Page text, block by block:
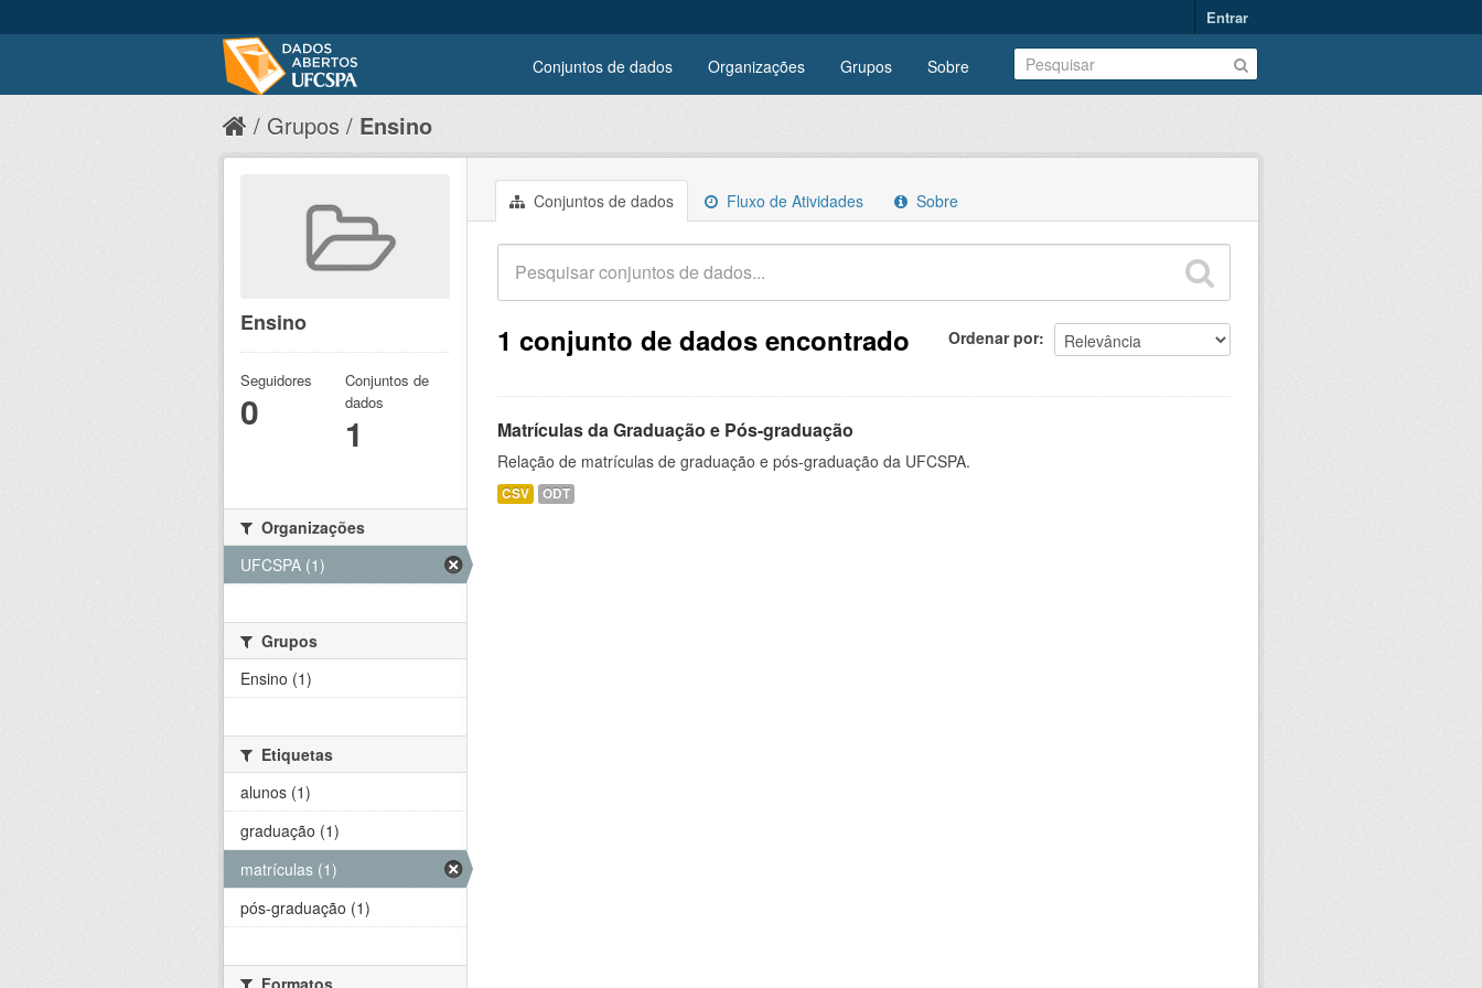
Entrar
Conjuntos de dados Organizações Grupos Sobre
Grupos Ensino
Conjuntos de dados Fluxo de Atividades Sobre
Ordenar por
1 conjunto de dados encontrado
Matrículas da Graduação e Pós-graduação
Relação de matrículas de graduação e pós-graduação da UFCSPA.
CSV ODT
Ensino
Seguidores
0
Conjuntos de
dados
1
Organizações
UFCSPA (1)
Grupos
Ensino (1)
Etiquetas
alunos (1)
graduação (1)
matrículas (1)
pós-graduação (1)